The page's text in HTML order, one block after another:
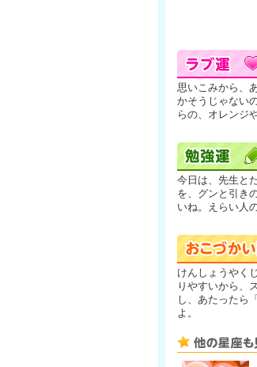
思いこみから、
かそうじゃない
らの、オレンジ
今日は、先生と
を、グンと引き
いね。えらい人
けんしょうやく
りやすいから、
し、あたったら
よ。